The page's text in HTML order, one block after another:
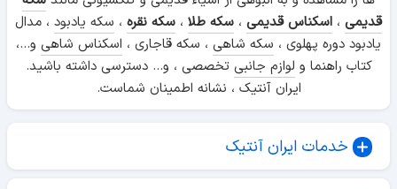
قدیمی ، اسکناس قدیمی ، سکه طلا ، سکه نقره ، سکه یادبود ، مدال
یادبود دوره پهلوی ، سکه شاهی ، سکه قاجاری ، اسکناس شاهی و...،
کتاب راهنما و لوازم جانبی تخصصی ، و... دسترسی داشته باشید.
ایران آنتیک ، نشانه اطمینان شماست.
خدمات ایران آنتیک